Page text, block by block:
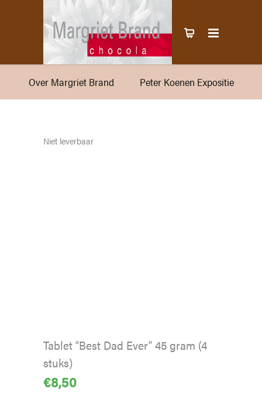
Over Margriet Brand Peter Koenen Expositie
Niet leverbaar
Tablet “Best Dad Ever” 45 gram (4
stuks)
€8,50